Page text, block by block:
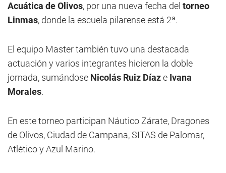
Acuática de Olivos, por una nueva fecha del torneo
Linmas, donde la escuela pilarense está 2ª.
El equipo Master también tuvo una destacada
actuación y varios integrantes hicieron la doble
jornada, sumándose Nicolás Ruiz Díaze Ivana
Morales.
En este torneo participan Náutico Zárate, Dragones
de Olivos, Ciudad de Campana, SITAS de Palomar,
Atlético y Azul Marino.